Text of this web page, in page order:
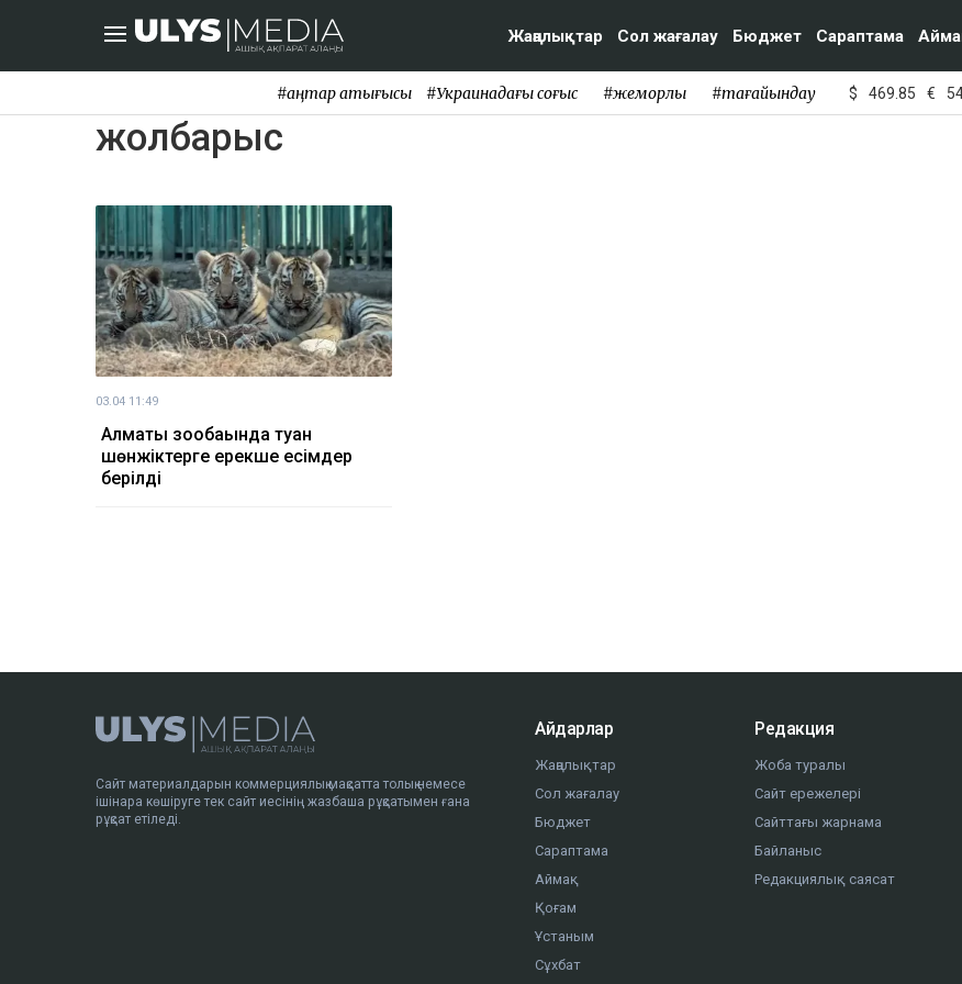
Жаңалықтар Сол жағалау Бюджет Сараптама
#қаңтар қақтығысы #Украинадағы соғыс #жемқорлық #тағайындау $ 469.85 €
жолбарыс
03.04 11:49
Алматы зообағында туған
шөнжіктерге ерекше есімдер
берілді
Сайт материалдарын коммерциялық мақсатта толық немесе
ішінара көшіруге тек сайт иесінің жазбаша рұқсатымен ғана
рұқсат етіледі.
Айдарлар
Жаңалықтар
Сол жағалау
Бюджет
Сараптама
Аймақ
Қоғам
Ұстаным
Сұхбат
Редакция
Жоба туралы
Сайт ережелері
Сайттағы жарнама
Байланыс
Редакциялық саясат